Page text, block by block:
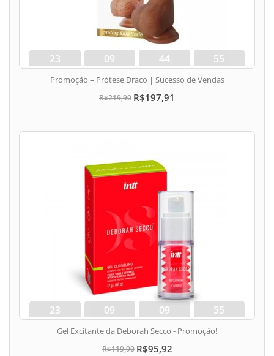
23
dias
09
hora
44
min
54
seg
Promoção – Prótese Draco | Sucesso de Vendas
R$219,90 R$197,91
23
dias
09
hora
09
min
54
seg
Gel Excitante da Deborah Secco - Promoção!
R$119,90 R$95,92